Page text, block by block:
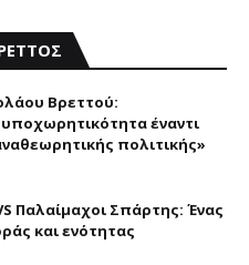
Bρεττού:
έναντι
πολιτικής»
Παλαίμαχοι Σπάρτης: Ένας
και ενότητας